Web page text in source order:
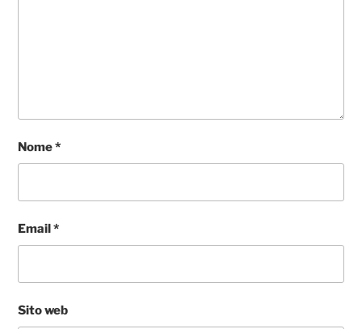
Nome*
Email*
Sito web